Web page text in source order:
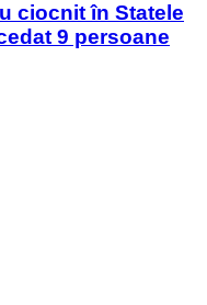
ciocnit în Statele
9 persoane